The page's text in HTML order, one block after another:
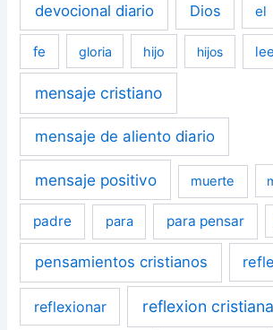
devocional diario Dios el
fe gloria hijo hijos
mensaje cristiano
mensaje de aliento diario
mensaje positivo muerte
padre para para pensar
pensamientos cristianos
reflexionar reflexion cristiana